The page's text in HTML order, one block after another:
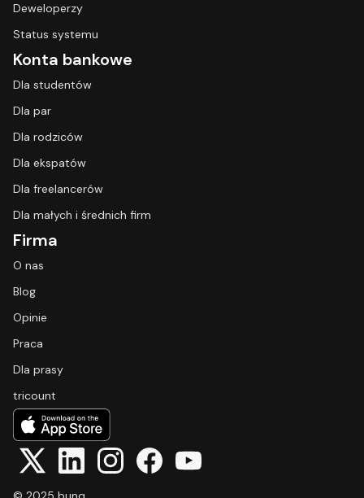
Deweloperzy
Status systemu
Konta bankowe
Dla studentów
Dla par
Dla rodziców
Dla ekspatów
Dla freelancerów
Dla małych i średnich firm
Firma
O nas
Blog
Opinie
Praca
Dla prasy
tricount